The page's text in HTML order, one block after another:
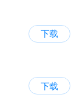
下载
下载